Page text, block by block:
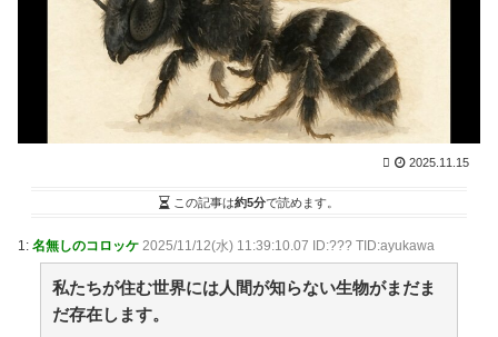
下僕にネーミングセンスが皆無なため 我が家の歴代ご
主人様達は…【再】 / まとめるZ NEW! (8/8 01:04)
国際的な小咄 FPってどう使うの？ / まとめるZ
【画像】声優の澤田姫さん、自分の武器を見せつけて
しまうｗｗｗｗ / まとめるZ NEW! (8/8 01:04)
【芸能】鈴木奈々「垂れてたバストが上がった！」
バストを披露 [冬月記者★] / 2chまとめアンテナ！ (8/7
14:46)
【巨人対ヤクルト17回戦】ヤクルト・長岡、巨人・ハ
ワードから第4号先制ソロホームラ
ン！！！！！！！！！！！！！ / 2chまとめアンテナ！
2025.11.15
この記事は約5分で読めます。
1: 名無しのコロッケ 2025/11/12(水) 11:39:10.07 ID:??? TID:ayukawa
私たちが住む世界には人間が知らない生物がまだま
だ存在します。